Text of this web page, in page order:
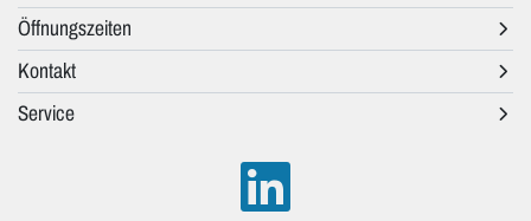
Öffnungszeiten
Kontakt
Service